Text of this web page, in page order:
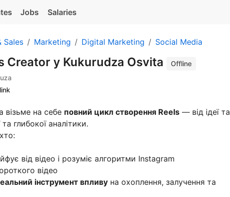
Jobs Salaries
Sales Marketing Digital Marketing Social Media
Creator у Kukurudza Osvita
Offline
на себе повний цикл створення Reels — від ідеї та
глибокої аналітики.
від відео і розуміє алгоритми Instagram
відео
інструмент впливу на охоплення, залучення та